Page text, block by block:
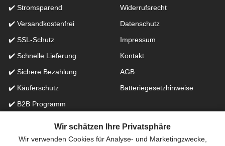
✔️ Stromsparend
✔️ Versandkostenfrei
✔️ SSL-Schutz
✔️ Schnelle Lieferung
✔️ Sichere Bezahlung
✔️ Käuferschutz
✔️ B2B Programm
Widerrufsrecht
Datenschutz
Impressum
Kontakt
AGB
Batteriegesetzhinweise
Wir schätzen Ihre Privatsphäre
Wir verwenden Cookies für Analyse- und Marketingzwecke,